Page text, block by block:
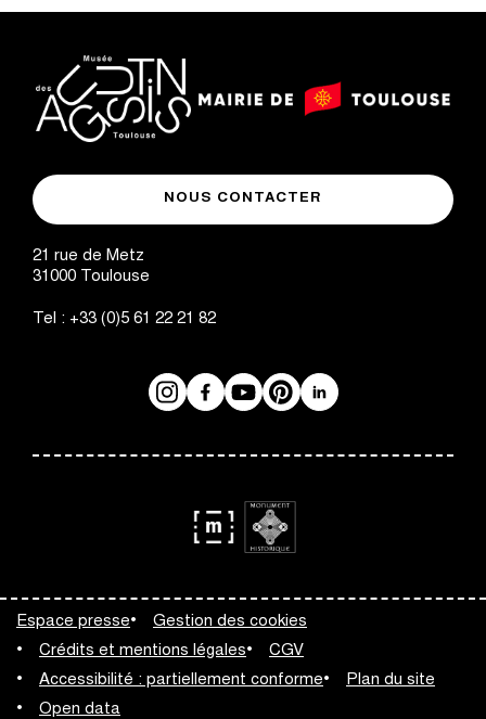
musée
des
de
NOUS CONTACTER
21 rue de Metz
31000 Toulouse
Tel : +33 (0)5 61 22 21 82
Réseaux
InstagramFacebookYouTubePinterestLinkedIn
Musée
de
France
Monument
Historique
Espace presse
Gestion des cookies
Crédits et mentions légales
CGV
Accessibilité : partiellement conforme
Plan du site
Open data